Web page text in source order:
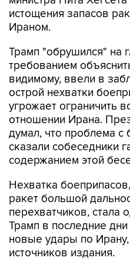
истощения запасов
Ираном.
Трамп "обрушился" на
требованием
видимому, ввели в
острой нехватки
угрожает ограничить
отношении Ирана.
думал, что проблема
сказали собеседники
содержанием этой
Нехватка
ракет большой
перехватчиков, стала
Трамп в последние
новые удары по Ирану,
источников издания.